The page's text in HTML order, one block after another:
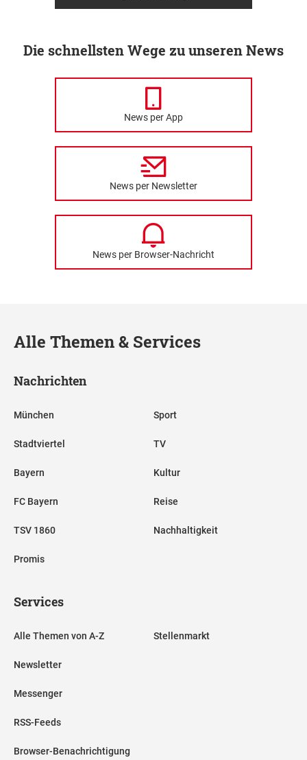
Die schnellsten Wege zu unseren News
News per App
News per Newsletter
News per Browser-Nachricht
Alle Themen & Services
Nachrichten
München
Stadtviertel
Bayern
FC Bayern
TSV 1860
Promis
Sport
TV
Kultur
Reise
Nachhaltigkeit
Services
Alle Themen von A-Z
Newsletter
Messenger
RSS-Feeds
Browser-Benachrichtigung
Stellenmarkt